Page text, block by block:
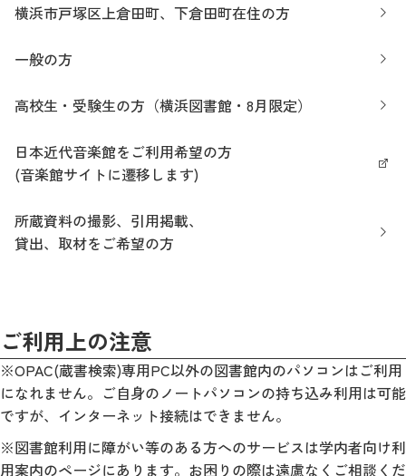
横浜市戸塚区上倉田町、下倉田町在住の方
一般の方
高校生・受験生の方（横浜図書館・8月限定）
日本近代音楽館をご利用希望の方
(音楽館サイトに遷移します)
所蔵資料の撮影、引用掲載、
貸出、取材をご希望の方
ご利用上の注意
※OPAC(蔵書検索)専用PC以外の図書館内のパソコンはご利用
になれません。ご自身のノートパソコンの持ち込み利用は可能
ですが、インターネット接続はできません。
※図書館利用に障がい等のある方へのサービスは学内者向け利
用案内のページにあります。お困りの際は遠慮なくご相談くだ